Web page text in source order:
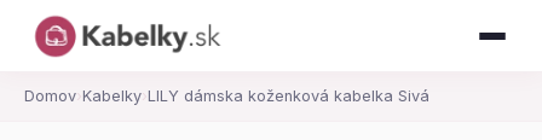
Domov› Kabelky› LILY dámska koženková kabelka Sivá